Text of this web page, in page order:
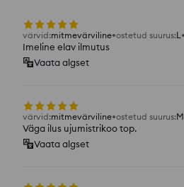
värvid:mitmevärviline ostetud suurus:L
Imeline elav ilmutus
Vaata algset
värvid:mitmevärviline ostetud suurus:M
Väga ilus ujumistrikoo top.
Vaata algset